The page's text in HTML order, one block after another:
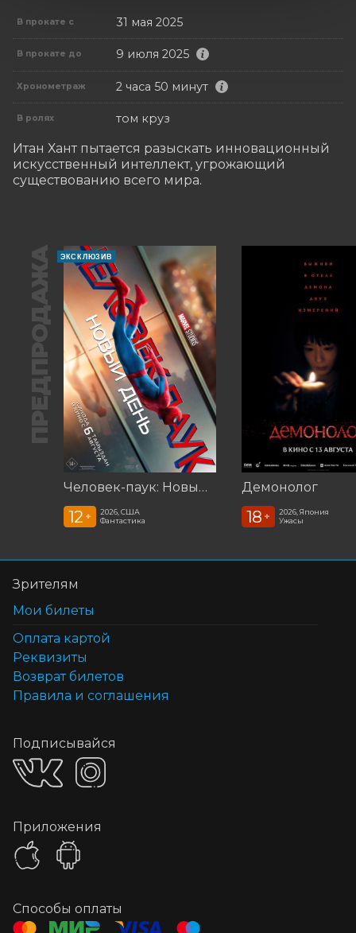
В прокате с 31 мая 2025
В прокате до 9 июля 2025
Хронометраж 2 часа 50 минут
В ролях том круз
Итан Хант пытается разыскать инновационный
искусственный интеллект, угрожающий
существованию всего мира.
ПРЕДПРОДАЖА ЭКСКЛЮЗИВ
Человек-паук: Новый день (2026)
12 +
2026, США
Фантастика
Демонолог
18 +
2026, Япония
Ужасы
Зрителям
Мои билеты
Оплата картой
Реквизиты
Возврат билетов
Правила и соглашения
Подписывайся
Приложения
Способы оплаты